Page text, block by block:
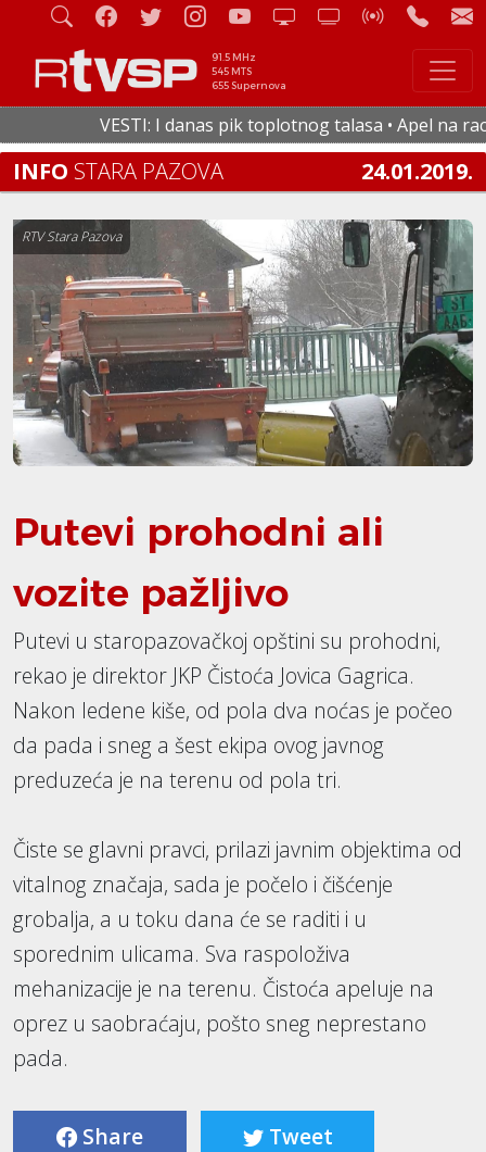
91.5 MHz
545 MTS
655 Supernova
VESTI: I danas pik toplotnog talasa • Apel na
INFO STARA PAZOVA 24.01.2019.
RTV Stara Pazova
Putevi prohodni ali
vozite pažljivo
Putevi u staropazovačkoj opštini su prohodni,
rekao je direktor JKP Čistoća Jovica Gagrica.
Nakon ledene kiše, od pola dva noćas je počeo
da pada i sneg a šest ekipa ovog javnog
preduzeća je na terenu od pola tri.
Čiste se glavni pravci, prilazi javnim objektima od
vitalnog značaja, sada je počelo i čišćenje
grobalja, a u toku dana će se raditi i u
sporednim ulicama. Sva raspoloživa
mehanizacije je na terenu. Čistoća apeluje na
oprez u saobraćaju, pošto sneg neprestano
pada.
Share Tweet